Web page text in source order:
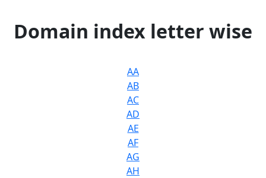
Domain index letter wise
AA
AB
AC
AD
AE
AF
AG
AH